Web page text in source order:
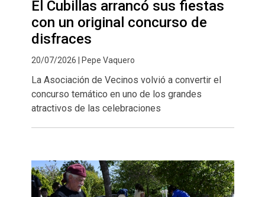
El Cubillas arrancó sus fiestas
con un original concurso de
disfraces
20/07/2026 | Pepe Vaquero
La Asociación de Vecinos volvió a convertir el
concurso temático en uno de los grandes
atractivos de las celebraciones